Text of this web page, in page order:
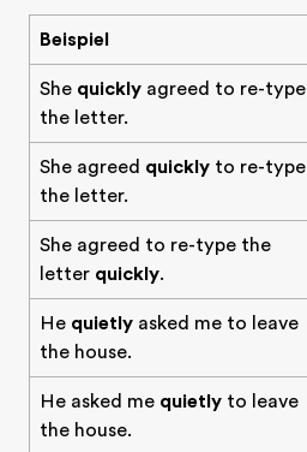
Beispiel
She quickly agreed to re-type
the letter.
She agreed quickly to re-type
the letter.
She agreed to re-type the
letter quickly.
He quietly asked me to leave
the house.
He asked me quietly to leave
the house.